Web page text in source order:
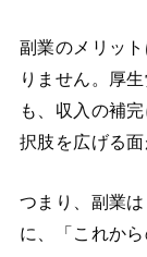
副業のメリッ
りません。厚
も、収入の補
択肢を広げる面
つまり、副業
に、「これか